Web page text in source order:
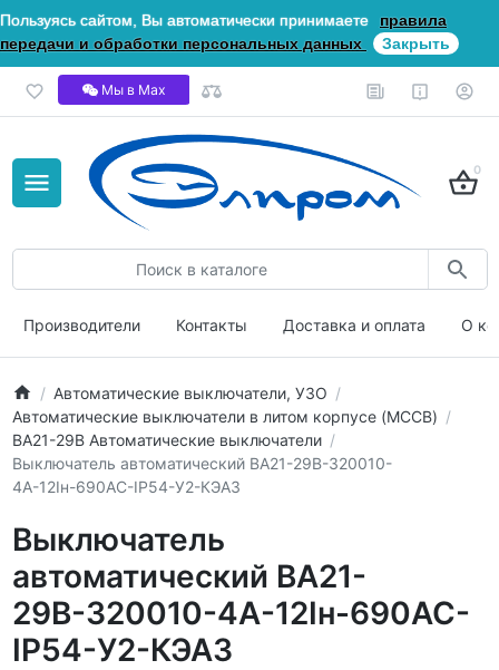
Пользуясь сайтом, Вы автоматически принимаете
правила
передачи и обработки персональных данных
Закрыть
Мы в Мах
0
Производители Контакты Доставка и оплата О
Автоматические выключатели, УЗО
Автоматические выключатели в литом корпусе (MCCB)
ВА21-29В Автоматические выключатели
Выключатель автоматический ВА21-29В-320010-
4А-12Iн-690AC-IP54-У2-КЭАЗ
Выключатель
автоматический ВА21-
29В-320010-4А-12Iн-690AC-
IP54-У2-КЭАЗ